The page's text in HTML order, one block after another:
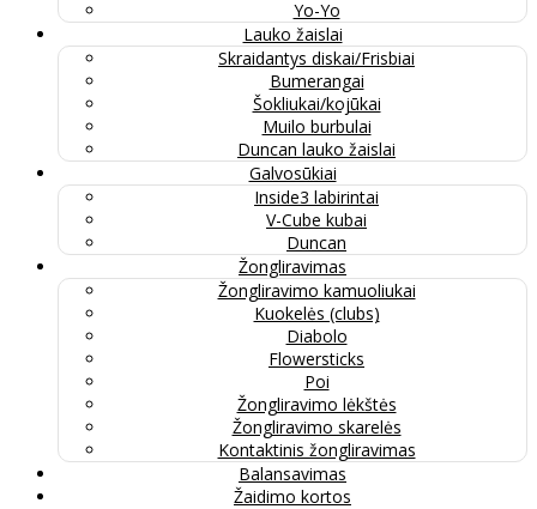
Yo-Yo
Lauko žaislai
Skraidantys diskai/Frisbiai
Bumerangai
Šokliukai/kojūkai
Muilo burbulai
Duncan lauko žaislai
Galvosūkiai
Inside3 labirintai
V-Cube kubai
Duncan
Žongliravimas
Žongliravimo kamuoliukai
Kuokelės (clubs)
Diabolo
Flowersticks
Poi
Žongliravimo lėkštės
Žongliravimo skarelės
Kontaktinis žongliravimas
Balansavimas
Žaidimo kortos